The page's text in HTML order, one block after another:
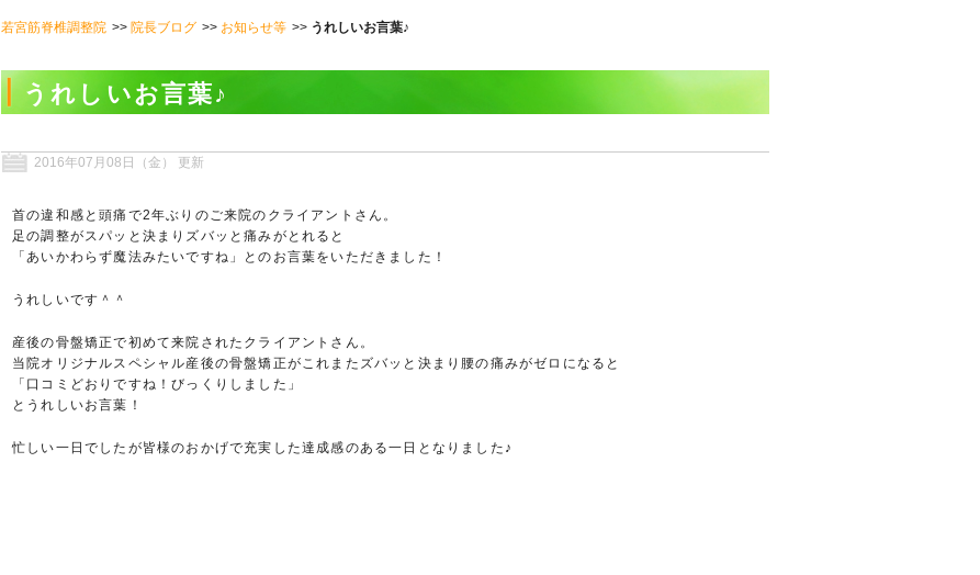
若宮筋脊椎調整院 院長ブログ お知らせ等 うれしいお言葉♪
うれしいお言葉♪
2016年07月08日（金） 更新
首の違和感と頭痛で2年ぶりのご来院のクライアントさん。
足の調整がスパッと決まりズバッと痛みがとれると
「あいかわらず魔法みたいですね」とのお言葉をいただきました！
うれしいです＾＾
産後の骨盤矯正で初めて来院されたクライアントさん。
当院オリジナルスペシャル産後の骨盤矯正がこれまたズバッと決まり腰の痛みがゼロになると
「口コミどおりですね！びっくりしました」
とうれしいお言葉！
忙しい一日でしたが皆様のおかげで充実した達成感のある一日となりました♪